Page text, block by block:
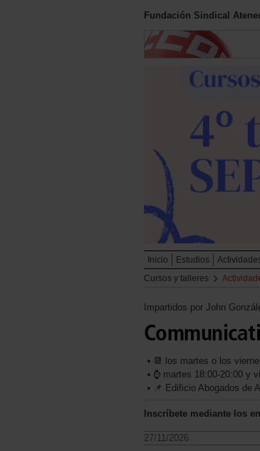
Fundación Sindical
Inicio Estudios
Cursos y talleres
Impartidos por John
📆 los martes o los
⌚️ martes 18:00-20:00 y
📌 Edificio Abogados de
Inscríbete mediante los
27/11/2026.